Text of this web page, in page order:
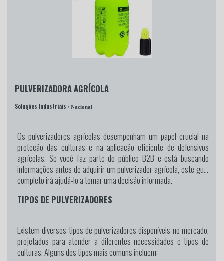
PULVERIZADORA AGRÍCOLA
Soluções Industriais / Nacional
Os pulverizadores agrícolas desempenham um papel crucial na
proteção das culturas e na aplicação eficiente de defensivos
agrícolas. Se você faz parte do público B2B e está buscando
informações antes de adquirir um pulverizador agrícola, este guia
completo irá ajudá-lo a tomar uma decisão informada.
TIPOS DE PULVERIZADORES
Existem diversos tipos de pulverizadores disponíveis no mercado,
projetados para atender a diferentes necessidades e tipos de
culturas. Alguns dos tipos mais comuns incluem: